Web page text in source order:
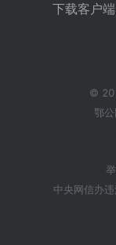
下载客户端
©
鄂
中央网信办